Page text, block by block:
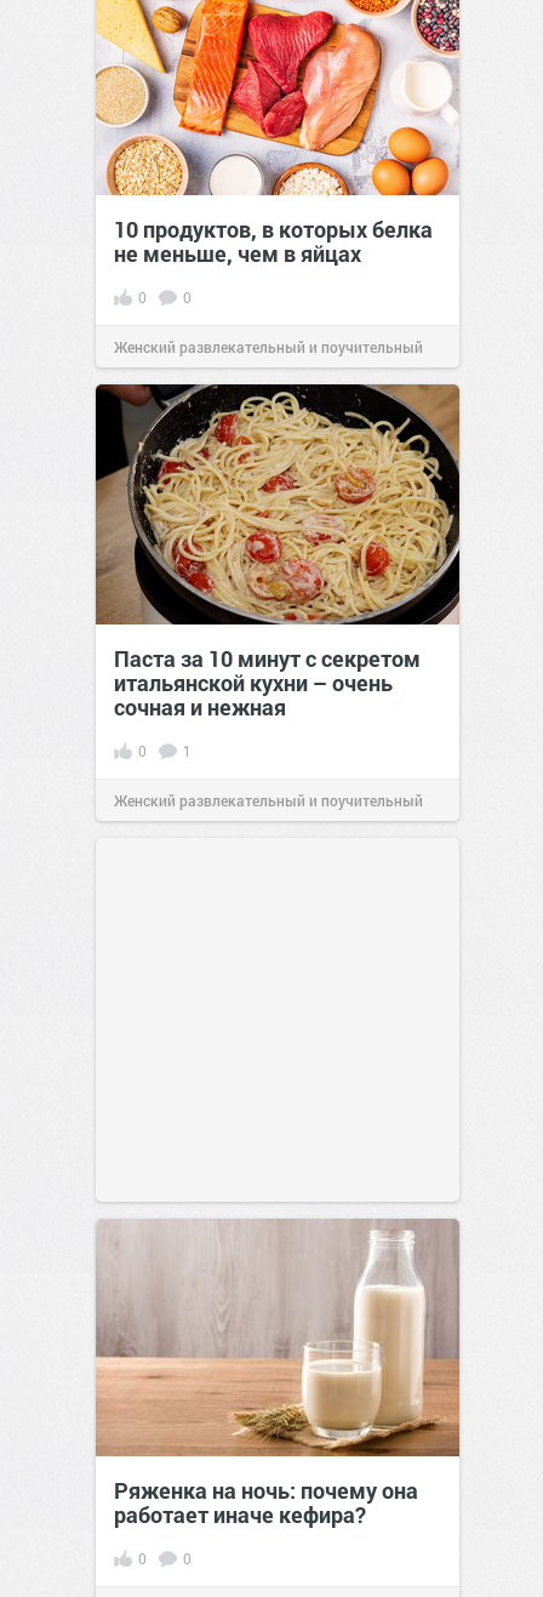
10 продуктов, в которых белка
не меньше, чем в яйцах
0 0
Женский развлекательный и поучительный
сайт.23:42Вчера
Паста за 10 минут с секретом
итальянской кухни – очень
сочная и нежная
0 1
Женский развлекательный и поучительный
Ряженка на ночь: почему она
работает иначе кефира?
0 0